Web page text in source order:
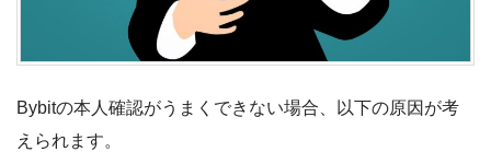
Bybitの本人確認がうまくできない場合、以下の原因が考
えられます。